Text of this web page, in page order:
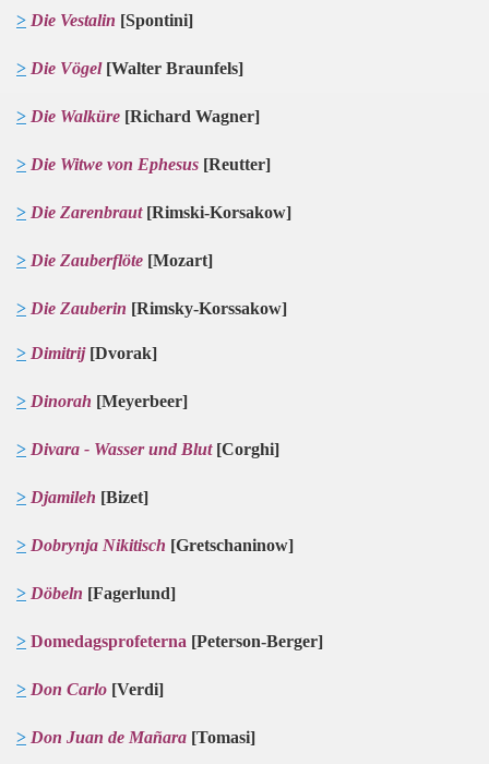
> Die Vestalin [Spontini]
> Die Vögel[Walter Braunfels]
> Die Walküre [Richard Wagner]
> Die Witwe von Ephesus [Reutter]
> Die Zarenbraut[Rimski-Korsakow]
> Die Zauberflöte [Mozart]
> Die Zauberin [Rimsky-Korssakow]
> Dimitrij[Dvorak]
> Dinorah [Meyerbeer]
> Divara - Wasser und Blut[Corghi]
> Djamileh [Bizet]
> Dobrynja Nikitisch [Gretschaninow]
> Döbeln [Fagerlund]
> Domedagsprofeterna [Peterson-Berger]
> Don Carlo [Verdi]
> Don Juan de Mañara [Tomasi]